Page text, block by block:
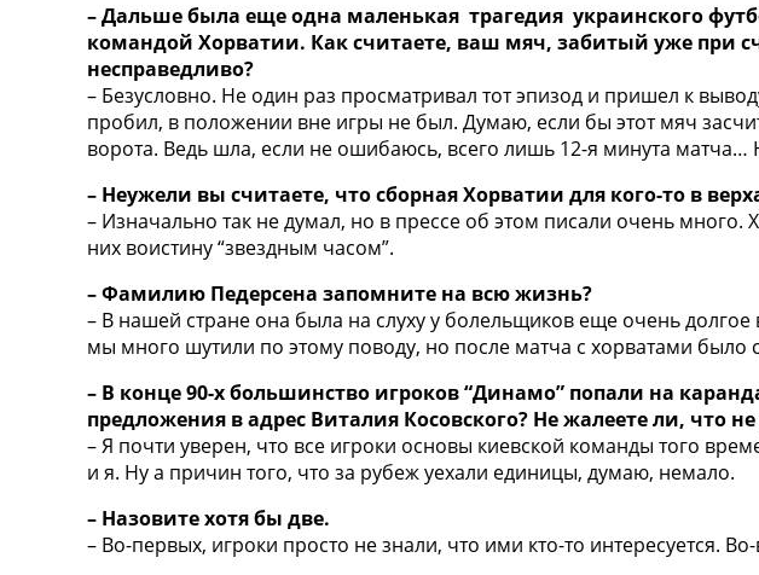
– Дальше была еще одна маленькая трагедия украинского
командой Хорватии. Как считаете, ваш мяч, забитый уже при
несправедливо?
– Безусловно. Не один раз просматривал тот эпизод и пришел к
пробил, в положении вне игры не был. Думаю, если бы этот мяч
ворота. Ведь шла, если не ошибаюсь, всего лишь 12-я минута
– Неужели вы считаете, что сборная Хорватии для кого-то в
– Изначально так не думал, но в прессе об этом писали очень
них воистину “звездным часом”.
– Фамилию Педерсена запомните на всю жизнь?
– В нашей стране она была на слуху у болельщиков еще очень
мы много шутили по этому поводу, но после матча с хорватами было
– В конце 90-х большинство игроков “Динамо” попали на
предложения в адрес Виталия Косовского? Не жалеете ли, что
– Я почти уверен, что все игроки основы киевской команды того
и я. Ну а причин того, что за рубеж уехали единицы, думаю, немало.
– Назовите хотя бы две.
– Во-первых, игроки просто не знали, что ими кто-то интересуется.